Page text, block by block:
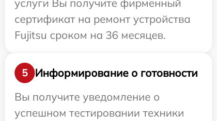
услуги Вы получите фирменный
сертификат на ремонт устройства
Fujitsu сроком на 36 месяцев.
5
Информирование о готовности
Вы получите уведомление о
успешном тестировании техники